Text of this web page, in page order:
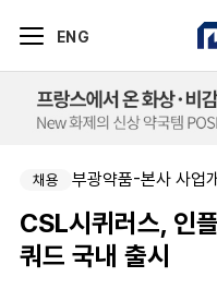
ENG
채용 부광약품-본사 사업
CSL시퀴러스, 인
쿼드 국내 출시